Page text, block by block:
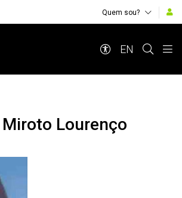
Quem sou?
EN
Miroto Lourenço